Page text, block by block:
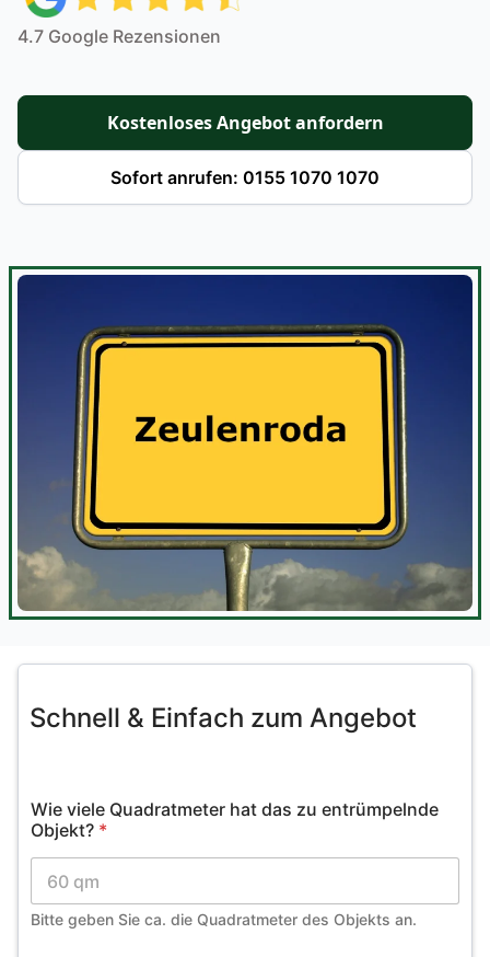
4.7 Google Rezensionen
Sofort anrufen: 0155 1070 1070
Kostenloses Angebot anfordern
Schnell & Einfach zum Angebot
Wie viele Quadratmeter hat das zu entrümpelnde
Objekt? *
Bitte geben Sie ca. die Quadratmeter des Objekts an.